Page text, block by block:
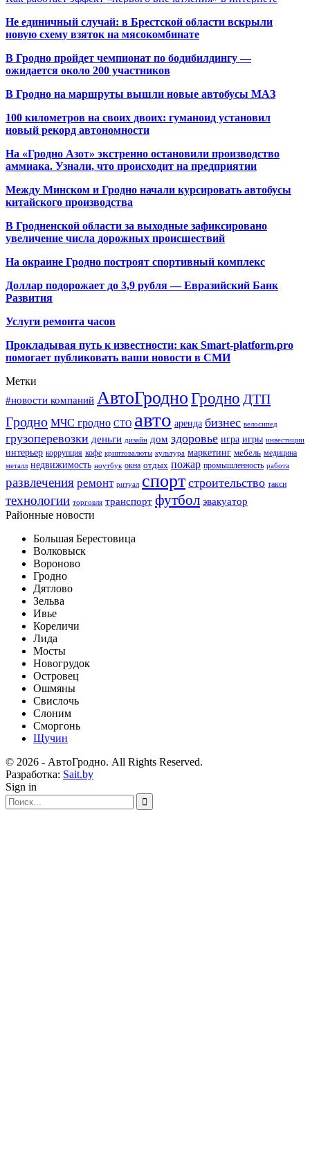
Не единичный случай: в Брестской области вскрыли
новую схему взяток на мясокомбинате
В Гродно пройдет чемпионат по бодибилдингу —
ожидается около 200 участников
В Гродно на маршруты вышли новые автобусы МАЗ
100 километров на своих двоих: гуманоид установил
новый рекорд автономности
На «Гродно Азот» экстренно остановили производство
аммиака. Узнали, что происходит на предприятии
Между Минском и Гродно начали курсировать автобусы
китайского производства
В Гродненской области за выходные зафиксировано
увеличение числа дорожных происшествий
На окраине Гродно построят спортивный комплекс
Доллар подорожает до 3,9 рубля — Евразийский Банк
Развития
Услуги ремонта часов
Прокладывая путь к известности: как Smart-platform.pro
помогает публиковать ваши новости в СМИ
Метки
#новости компаний АвтоГродноГродно ДТП
Гродно МЧС гродно СТО авто аренда бизнес велосипед
грузоперевозки деньги дизайн дом здоровье игра игры инвестиции
интерьер коррупция кофе криптовалюты культура маркетинг мебель медицина
металл недвижимость ноутбук окна отдых пожар промышленность работа
развлечения ремонт ритуал спорт строительство такси
технологии торговля транспорт футбол эвакуатор
Районные новости
Большая Берестовица
Волковыск
Вороново
Гродно
Дятлово
Зельва
Ивье
Кореличи
Лида
Мосты
Новогрудок
Островец
Ошмяны
Свислочь
Слоним
Сморгонь
Щучин
© 2026 - АвтоГродно. All Rights Reserved.
Разработка: Sait.by
Sign in